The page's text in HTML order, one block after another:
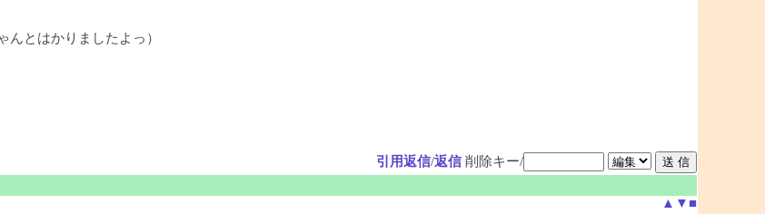
とはかりましたよっ）
引用返信/返信 削除キー/
▲ ▼ ■